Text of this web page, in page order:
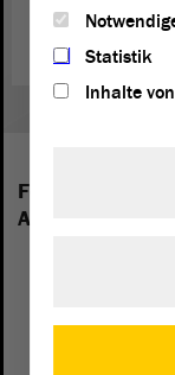
(Das ist ein
Folgende
Anhalt vertreten:
Statistik
Inhalte